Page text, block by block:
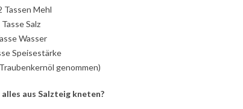
Tassen Mehl
Tasse Salz
Wasser
Speisestärke
genommen)
aus Salzteig kneten?